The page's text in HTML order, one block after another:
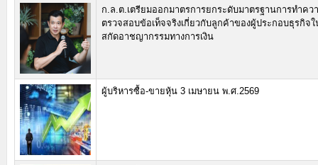
ก.ล.ต.เตรียมออกมาตรการยกระดับมาตรฐานการทำคว
ตรวจสอบข้อเท็จจริงเกี่ยวกับลูกค้าของผู้ประกอบธุรกิจ
สกัดอาชญากรรมทางการเงิน
ผู้บริหารซื้อ-ขายหุ้น 3 เมษายน พ.ศ.2569